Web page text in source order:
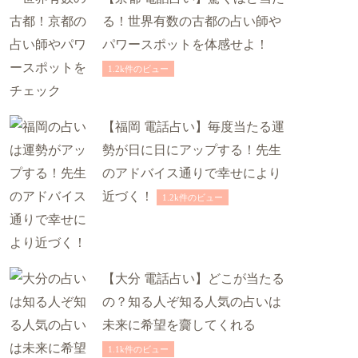
る！世界有数の古都の占い師や
パワースポットを体感せよ！
1.2k件のビュー
【福岡 電話占い】毎度当たる運
勢が日に日にアップする！先生
のアドバイス通りで幸せにより
近づく！
1.2k件のビュー
【大分 電話占い】どこが当たる
の？知る人ぞ知る人気の占いは
未来に希望を齎してくれる
1.1k件のビュー